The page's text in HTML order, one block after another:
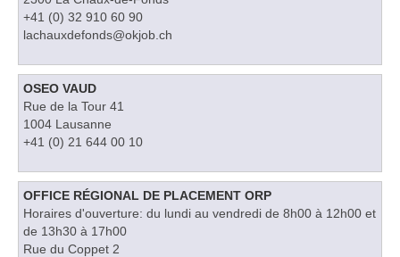
+41 (0) 32 910 60 90
lachauxdefonds@okjob.ch
OSEO VAUD
Rue de la Tour 41
1004 Lausanne
+41 (0) 21 644 00 10
OFFICE RÉGIONAL DE PLACEMENT ORP
Horaires d'ouverture: du lundi au vendredi de 8h00 à 12h00 et
de 13h30 à 17h00
Rue du Coppet 2